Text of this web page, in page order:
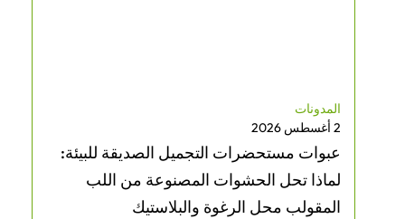
المدونات
2 أغسطس 2026
عبوات مستحضرات التجميل الصديقة للبيئة:
لماذا تحل الحشوات المصنوعة من اللب
المقولب محل الرغوة والبلاستيك